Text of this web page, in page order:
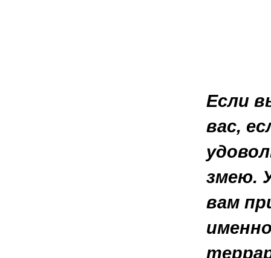
Если
вас,
змею.
вам